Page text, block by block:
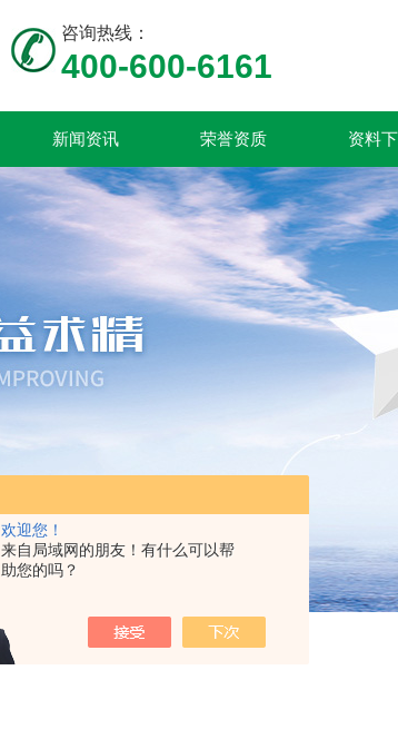
欢迎您！
来自局域网的朋友！有什么可以帮
助您的吗？
咨询热线：
400-600-6161
新闻资讯 荣誉资质 资料